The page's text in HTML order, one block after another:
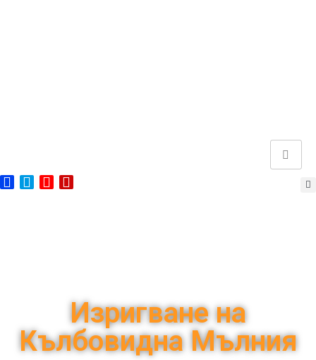
Изригване на
Кълбовидна Мълния